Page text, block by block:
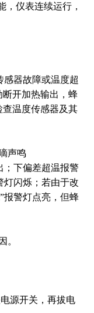
仪表连续运行，
器故障或温度超
开加热输出，蜂
温度传感器及其
声鸣
；下偏差超温报警
灯闪烁；若由于改
报警灯点亮，但蜂
。
源开关，再拔电